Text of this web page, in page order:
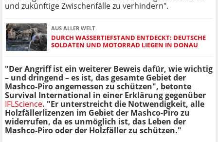
und zukünftige Zwischenfälle zu verhindern".
AUS ALLER WELT
DURCH WASSERTIEFSTAND ENTDECKT: DEUTSCHE
SOLDATEN UND MOTORRAD LIEGEN IN DONAU
"Der Angriff ist ein weiterer Beweis dafür, wie wichtig
– und dringend – es ist, das gesamte Gebiet der
Mashco-Piro angemessen zu schützen", betonte
Survival International in einer Erklärung gegenüber
IFLScience. "Er unterstreicht die Notwendigkeit, alle
Holzfällerlizenzen im Gebiet der Mashco-Piro zu
widerrufen, da es unmöglich ist, das Leben der
Mashco-Piro oder der Holzfäller zu schützen."